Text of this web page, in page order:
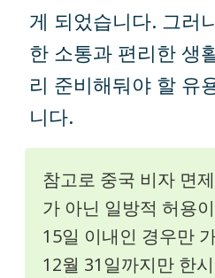
게 되었습니다. 그러
한 소통과 편리한 생
리 준비해둬야 할 유
니다.
참고로 중국 비자 면
가 아닌 일방적 허용
15일 이내인 경우만
12월 31일까지만 한